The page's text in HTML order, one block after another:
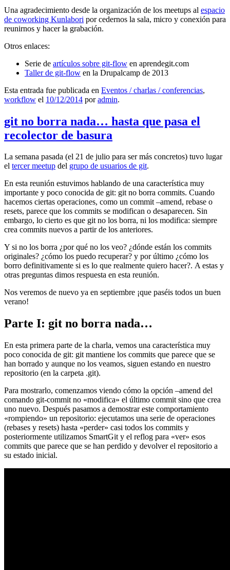
Una agradecimiento desde la organización de los meetups al espacio
de coworking Kunlabori por cedernos la sala, micro y conexión para
reunirnos y hacer la grabación.
Otros enlaces:
Serie de artículos sobre git-flow en aprendegit.com
Taller de git-flow en la Drupalcamp de 2013
Esta entrada fue publicada en Eventos / charlas / conferencias,
workflow el 10/12/2014 poradmin.
git no borra nada… hasta que pasa el
recolector de basura
La semana pasada (el 21 de julio para ser más concretos) tuvo lugar
el tercer meetup del grupo de usuarios de git.
En esta reunión estuvimos hablando de una característica muy
importante y poco conocida de git: git no borra commits. Cuando
hacemos ciertas operaciones, como un commit –amend, rebase o
resets, parece que los commits se modifican o desaparecen. Sin
embargo, lo cierto es que git no los borra, ni los modifica: siempre
crea commits nuevos a partir de los anteriores.
Y si no los borra ¿por qué no los veo? ¿dónde están los commits
originales? ¿cómo los puedo recuperar? y por último ¿cómo los
borro definitivamente si es lo que realmente quiero hacer?. A estas y
otras preguntas dimos respuesta en esta reunión.
Nos veremos de nuevo ya en septiembre ¡que paséis todos un buen
verano!
Parte I: git no borra nada…
En esta primera parte de la charla, vemos una característica muy
poco conocida de git: git mantiene los commits que parece que se
han borrado y aunque no los veamos, siguen estando en nuestro
repositorio (en la carpeta .git).
Para mostrarlo, comenzamos viendo cómo la opción –amend del
comando git-commit no «modifica» el último commit sino que crea
uno nuevo. Después pasamos a demostrar este comportamiento
«rompiendo» un repositorio: ejecutamos una serie de operaciones
(rebases y resets) hasta «perder» casi todos los commits y
posteriormente utilizamos SmartGit y el reflog para «ver» esos
commits que parece que se han perdido y devolver el repositorio a
su estado inicial.